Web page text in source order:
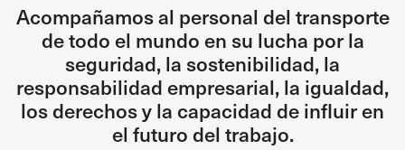
Acompañamos al personal del transporte
de todo el mundo en su lucha por la
seguridad, la sostenibilidad, la
responsabilidad empresarial, la igualdad,
los derechos y la capacidad de influir en
el futuro del trabajo.